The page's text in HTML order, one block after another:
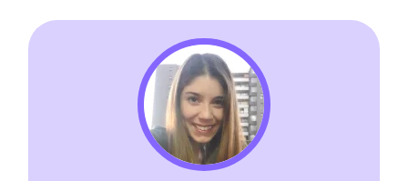
Leslie Maulen González - Encargada de
Contabilidad y RRHH
SmileBooth
"Talana es un software de RRHH muy
completo. Es sustentable, reduce y